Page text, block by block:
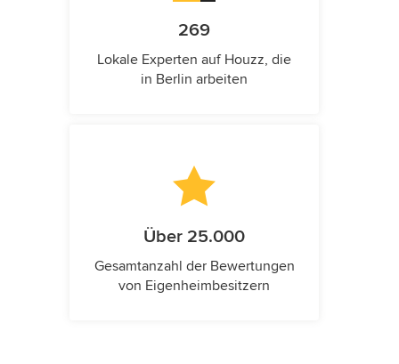
269
Lokale Experten auf Houzz, die
in Berlin arbeiten
Über 25.000
Gesamtanzahl der Bewertungen
von Eigenheimbesitzern